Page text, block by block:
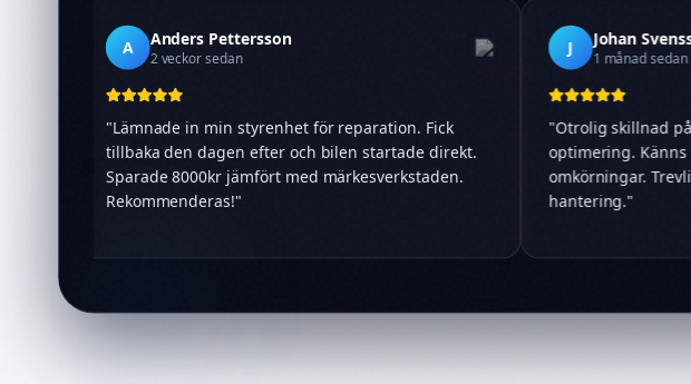
Anders Pettersson
2 veckor sedan
"Lämnade in min styrenhet för reparation. Fick
tillbaka den dagen efter och bilen startade direkt.
Sparade 8000kr jämfört med märkesverkstaden.
Rekommenderas!
Johan
1 månad
"Otrolig skillnad
optimering.
omkörningar.
hantering.